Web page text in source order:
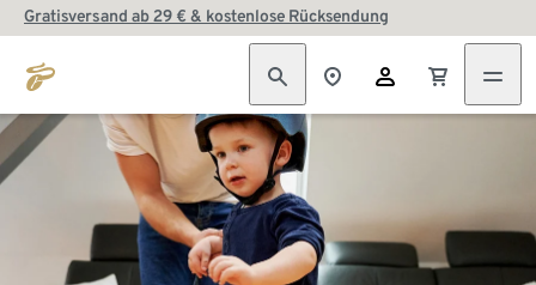
Gratisversand ab 29 € & kostenlose Rücksendung